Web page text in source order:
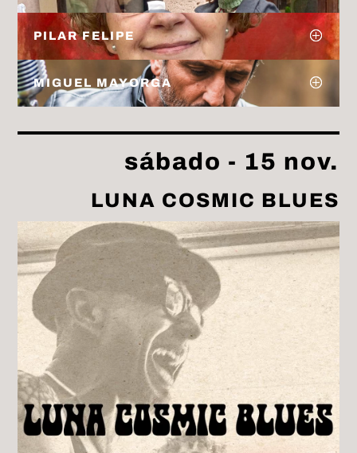
PILAR FELIPE
MIGUEL MAYORGA
sábado - 15 nov.
LUNA COSMIC BLUES